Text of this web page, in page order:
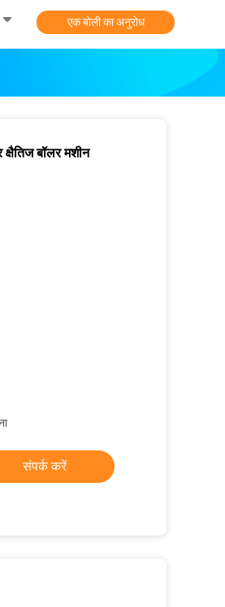
एक बोली का अनुरोध
बॉलर मशीन
संपर्क करें